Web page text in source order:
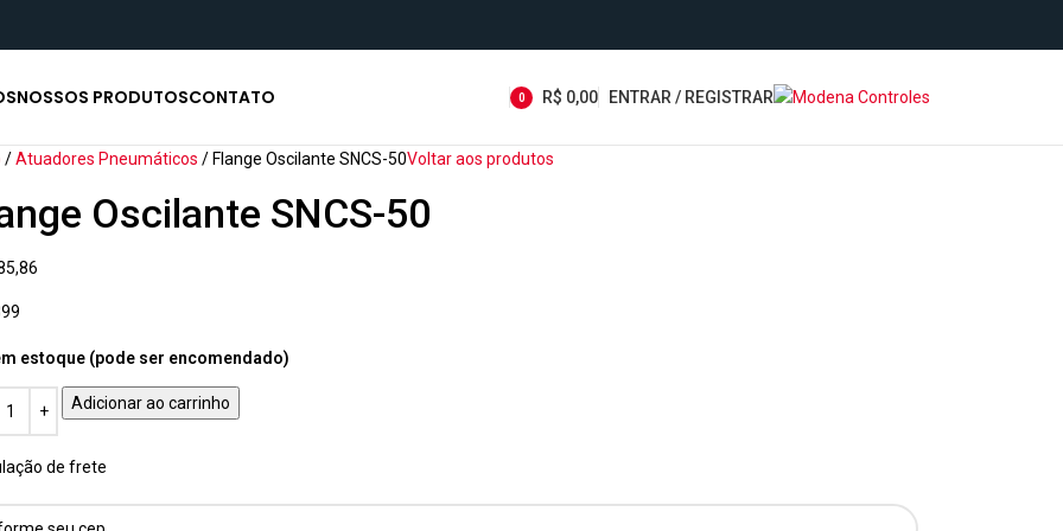
NOSSOS PRODUTOSCONTATO
0
R$ 0,00 ENTRAR / REGISTRAR
Atuadores Pneumáticos Flange Oscilante SNCS-50Voltar aos produtos
Oscilante SNCS-50
estoque (pode ser encomendado)
Adicionar ao carrinho
de frete